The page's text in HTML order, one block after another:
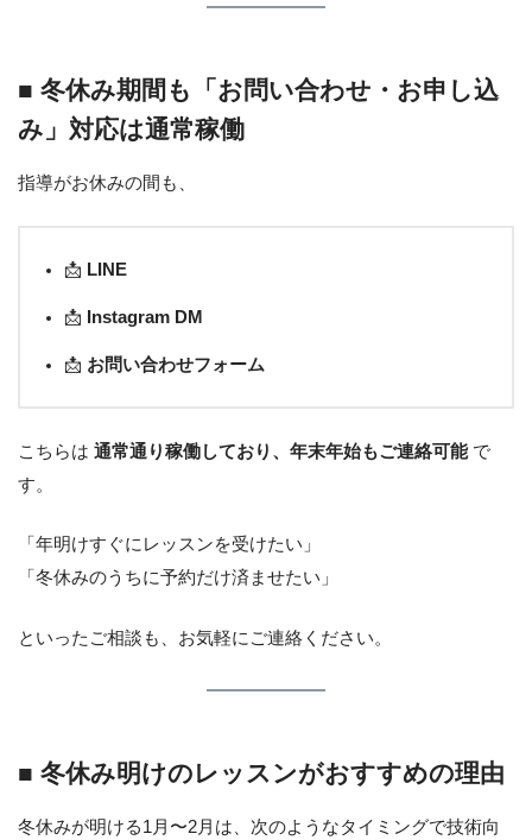
■ 冬休み期間も「お問い合わせ・お申し込
み」対応は通常稼働
指導がお休みの間も、
📩 LINE
📩 Instagram DM
📩 お問い合わせフォーム
こちらは 通常通り稼働しており、年末年始もご連絡可能で
す。
「年明けすぐにレッスンを受けたい」
「冬休みのうちに予約だけ済ませたい」
といったご相談も、お気軽にご連絡ください。
■ 冬休み明けのレッスンがおすすめの理由
冬休みが明ける1月〜2月は、次のようなタイミングで技術向